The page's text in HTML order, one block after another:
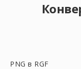
PNG в RGF